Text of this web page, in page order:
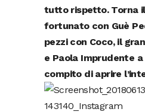
tutto rispetto. Torna
fortunato con Guè
pezzi con Coco, il
e Paola Imprudente
compito di aprire